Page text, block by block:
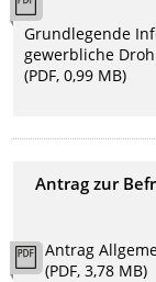
Grundlegende
gewerbliche
(PDF, 0,99 MB)
Antrag zur
Antrag
(PDF, 3,78 MB)